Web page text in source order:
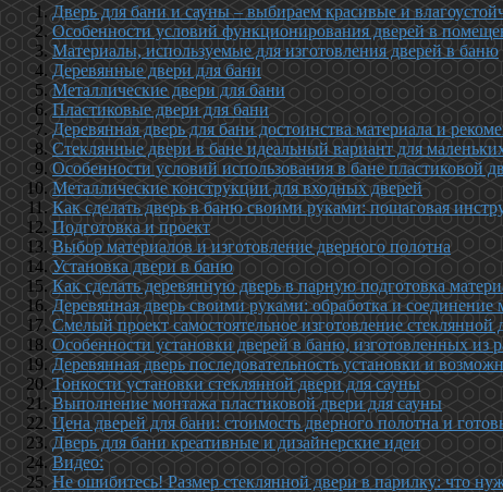
Дверь для бани и сауны – выбираем красивые и
Особенности условий функционирования дверей в
Материалы, используемые для изготовления дверей в баню
Деревянные двери для бани
Металлические двери для бани
Пластиковые двери для бани
Деревянная дверь для бани достоинства материала и
Стеклянные двери в бане идеальный вариант для
Особенности условий использования в бане пластиковой
Металлические конструкции для входных дверей
Как сделать дверь в баню своими руками: пошаговая
Подготовка и проект
Выбор материалов и изготовление дверного полотна
Установка двери в баню
Как сделать деревянную дверь в парную подготовка
Деревянная дверь своими руками: обработка и соединение
Смелый проект самостоятельное изготовление стеклянной
Особенности установки дверей в баню, изготовленных из
Деревянная дверь последовательность установки и
Тонкости установки стеклянной двери для сауны
Выполнение монтажа пластиковой двери для сауны
Цена дверей для бани: стоимость дверного полотна и
Дверь для бани креативные и дизайнерские идеи
Видео:
Не ошибитесь! Размер стеклянной двери в парилку: что